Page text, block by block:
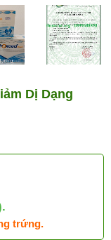
Dị Dạng
trứng.